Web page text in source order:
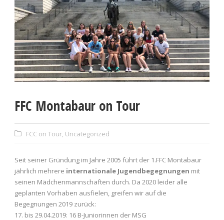
FFC Montabaur on Tour
FCC on Tour Uncategorized
Seit seiner Gründung im Jahre 2005 führt der 1.FFC Montabaur
jährlich mehrere internationale Jugendbegegnungen mit
seinen Mädchenmannschaften durch. Da 2020 leider alle
geplanten Vorhaben ausfielen, greifen wir auf die
Begegnungen 2019 zurück:
17. bis 29.04.2019: 16 B-Juniorinnen der MSG